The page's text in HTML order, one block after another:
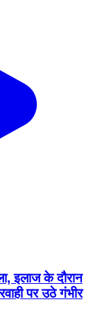
इलाज के दौरान
पर उठे गंभीर